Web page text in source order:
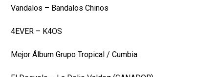
Vandalos – Bandalos Chinos
4EVER – K4OS
Mejor Álbum Grupo Tropical / Cumbia